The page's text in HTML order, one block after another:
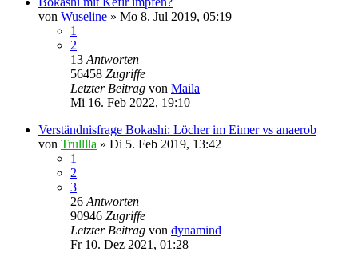
von Wuseline » Mo 8. Jul 2019, 05:19
1
2
13 Antworten
56458 Zugriffe
Letzter Beitrag von Maila
Mi 16. Feb 2022, 19:10
Verständnisfrage Bokashi: Löcher im Eimer vs anaerob
von Trulllla » Di 5. Feb 2019, 13:42
1
2
3
26 Antworten
90946 Zugriffe
Letzter Beitrag von dynamind
Fr 10. Dez 2021, 01:28